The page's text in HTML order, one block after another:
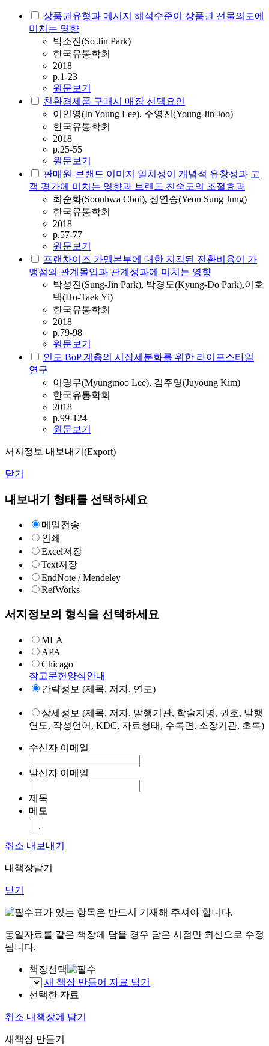
상품권유형과 메시지 해석수준이 상품권 선물의도에
미치는 영향
박소진(So Jin Park)
한국유통학회
2018
p.1-23
원문보기
친환경제품 구매시 매장 선택요인
이인영(In Young Lee), 주영진(Young Jin Joo)
한국유통학회
2018
p.25-55
원문보기
판매원-브랜드 이미지 일치성이 개념적 유창성과 고
객 평가에 미치는 영향과 브랜드 친숙도의 조절효과
최순화(Soonhwa Choi), 정연승(Yeon Sung Jung)
한국유통학회
2018
p.57-77
원문보기
프랜차이즈 가맹본부에 대한 지각된 전환비용이 가
맹점의 관계몰입과 관계성과에 미치는 영향
박성진(Sung-Jin Park), 박경도(Kyung-Do Park),이호
택(Ho-Taek Yi)
한국유통학회
2018
p.79-98
원문보기
인도 BoP 계층의 시장세분화를 위한 라이프스타일
연구
이명무(Myungmoo Lee), 김주영(Juyoung Kim)
한국유통학회
2018
p.99-124
원문보기
서지정보 내보내기(Export)
닫기
내보내기 형태를 선택하세요
메일전송
인쇄
Excel저장
Text저장
EndNote / Mendeley
RefWorks
서지정보의 형식을 선택하세요
MLA
APA
Chicago
참고문헌양식안내
간략정보 (제목, 저자, 연도)
상세정보 (제목, 저자, 발행기관, 학술지명, 권호, 발행
연도, 작성언어, KDC, 자료형태, 수록면, 소장기관, 초록)
수신자 이메일
발신자 이메일
제목
메모
취소 내보내기
내책장담기
닫기
표가 있는 항목은 반드시 기재해 주셔야 합니다.
동일자료를 같은 책장에 담을 경우 담은 시점만 최신으로 수정
됩니다.
책장선택
새 책장 만들어 자료 담기
선택한 자료
취소 내책장에 담기
새책장 만들기